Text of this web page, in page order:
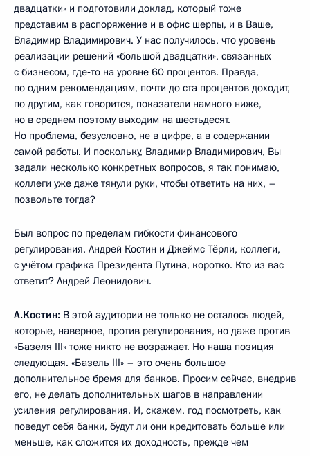
двадцатки» и подготовили доклад, который тоже
представим в распоряжение и в офис шерпы, и в Ваше,
Владимир Владимирович. У нас получилось, что уровень
реализации решений «большой двадцатки», связанных
с бизнесом, где‑то на уровне 60 процентов. Правда,
по одним рекомендациям, почти до ста процентов доходит,
по другим, как говорится, показатели намного ниже,
но в среднем поэтому выходим на шестьдесят.
Но проблема, безусловно, не в цифре, а в содержании
самой работы. И поскольку, Владимир Владимирович, Вы
задали несколько конкретных вопросов, я так понимаю,
коллеги уже даже тянули руки, чтобы ответить на них, –
позвольте тогда?
Был вопрос по пределам гибкости финансового
регулирования. Андрей Костин и Джеймс Тёрли, коллеги,
с учётом графика Президента Путина, коротко. Кто из вас
ответит? Андрей Леонидович.
А.Костин: В этой аудитории не только не осталось людей,
которые, наверное, против регулирования, но даже против
«Базеля III» тоже никто не возражает. Но наша позиция
следующая. «Базель III» – это очень большое
дополнительное бремя для банков. Просим сейчас, внедрив
его, не делать дополнительных шагов в направлении
усиления регулирования. И, скажем, год посмотреть, как
поведут себя банки, будут ли они кредитовать больше или
меньше, как сложится их доходность, прежде чем